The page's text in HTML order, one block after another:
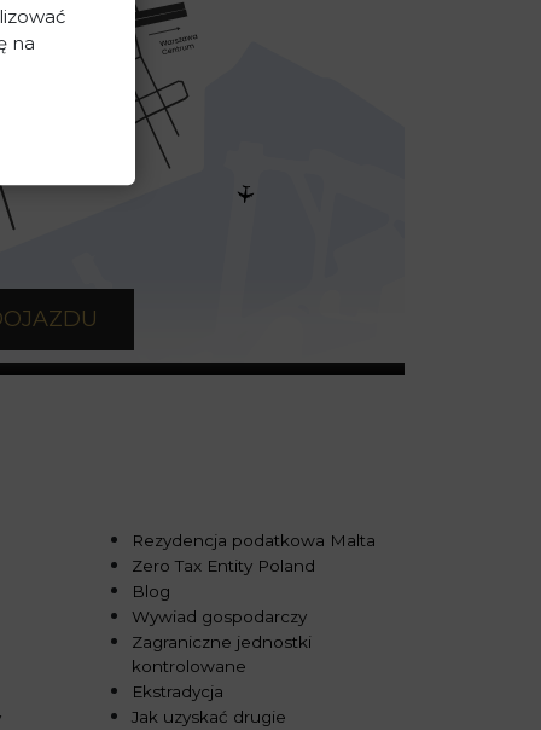
Rezydencja podatkowa Malta
Zero Tax Entity Poland
Blog
Wywiad gospodarczy
Zagraniczne jednostki
kontrolowane
Ekstradycja
Jak uzyskać drugie
na